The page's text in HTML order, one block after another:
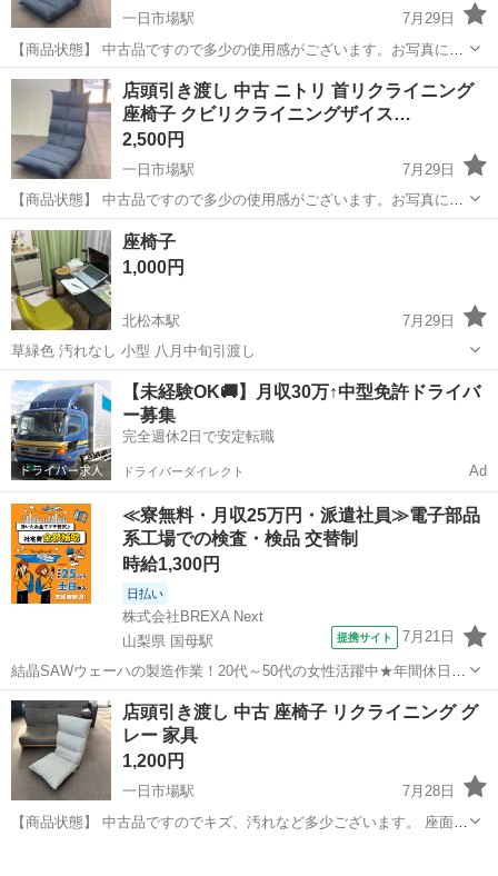
一日市場駅
7月29日
【商品状態】 中古品ですので多少の使用感がございます。お写真にて
ご確認下さい。 【実寸約】 幅520mm × 奥行690mm × 高さ700mm 座
面110mm 現在店頭でも販売中です。 販売済みの場合...
長野 安曇野市 一日市場駅
店頭引き渡し 中古 ニトリ 首リクライニング
座椅子 クビリクライニングザイス…
2,500円
一日市場駅
7月29日
【商品状態】 中古品ですので多少の使用感がございます。お写真にて
ご確認下さい。 【実寸約】 幅520mm × 奥行690mm × 高さ700mm 座
面110mm 現在店頭でも販売中です。 販売済みの場合...
長野 安曇野市 一日市場駅
座椅子
1,000円
北松本駅
7月29日
草緑色 汚れなし 小型 八月中旬引渡し
長野 松本市 北松本駅 椅子
【未経験OK🚚】月収30万↑中型免許ドライバ
ー募集
完全週休2日で安定転職
ドライバーダイレクト Ad
≪寮無料・月収25万円・派遣社員≫電子部品
系工場での検査・検品 交替制
時給1,300円
日払い
株式会社BREXA Next
山梨県 国母駅
提携サイト 7月21日
結晶SAWウェーハの製造作業！20代～50代の女性活躍中★年間休日
120日＆土日祝休み！クリーンルーム内でのお仕事！日払い制度利用可
◎正社員登用制度あり！マイカー通勤可！《山梨県中巨摩郡昭和町》
人気の工場のお仕事 ◇結晶...
山梨 国母駅 その他
店頭引き渡し 中古 座椅子 リクライニング グ
レー 家具
1,200円
一日市場駅
7月28日
【商品状態】 中古品ですのでキズ、汚れなど多少ございます。 座面の